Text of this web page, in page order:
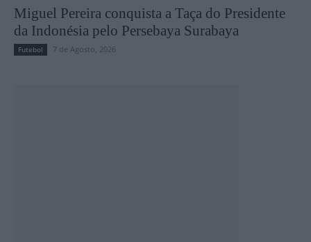
Miguel Pereira conquista a Taça do Presidente
da Indonésia pelo Persebaya Surabaya
Futebol 7 de Agosto, 2026